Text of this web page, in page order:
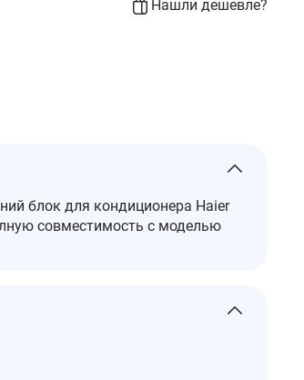
Нашли дешевле?
блок для кондиционера Haier
совместимость с моделью